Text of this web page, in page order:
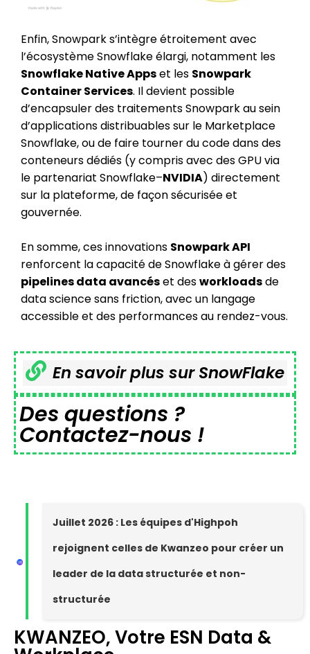
Enfin, Snowpark s’intègre étroitement avec
l’écosystème Snowflake élargi, notamment les
Snowflake Native Appset les Snowpark
Container Services. Il devient possible
d’encapsuler des traitements Snowpark au sein
d’applications distribuables sur le Marketplace
Snowflake, ou de faire tourner du code dans des
conteneurs dédiés (y compris avec des GPU via
le partenariat Snowflake–NVIDIA) directement
sur la plateforme, de façon sécurisée et
gouvernée.
En somme, ces innovations Snowpark API
renforcent la capacité de Snowflake à gérer des
pipelines data avancéset desworkloadsde
data science sans friction, avec un langage
accessible et des performances au rendez-vous.
En savoir plus sur SnowFlake
Des questions ?
Contactez-nous !
Juillet 2026 : Les équipes d'Highpoh
rejoignent celles de Kwanzeo pour créer un
leader de la data structurée et non-
structurée
KWANZEO, Votre ESN Data &